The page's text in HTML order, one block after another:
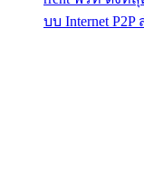
บบ Internet